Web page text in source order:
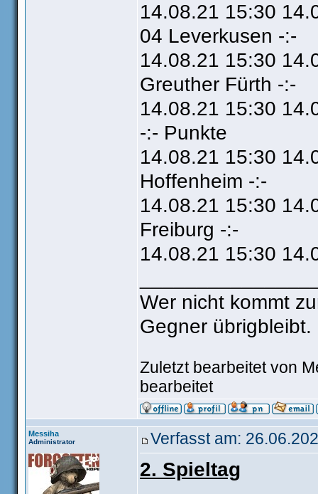
14.08.21 15:30
04 Leverkusen -:-
14.08.21 15:30
Greuther Fürth -:-
14.08.21 15:30
-:- Punkte
14.08.21 15:30
Hoffenheim -:-
14.08.21 15:30
Freiburg -:-
14.08.21 15:30
Wer nicht kommt
Gegner übrigbleibt.
Zuletzt bearbeitet von
bearbeitet
Messiha
Administrator Verfasst am:
2. Spieltag